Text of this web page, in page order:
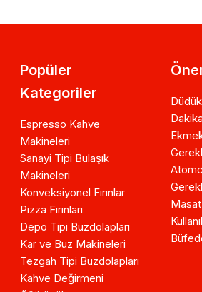
Popüler
Kategoriler
Espresso Kahve
Makineleri
Sanayi Tipi Bulaşık
Makineleri
Konveksiyonel Fırınlar
Pizza Fırınları
Depo Tipi Buzdolapları
Kar ve Buz Makineleri
Tezgah Tipi Buzdolapları
Kahve Değirmeni
Masat